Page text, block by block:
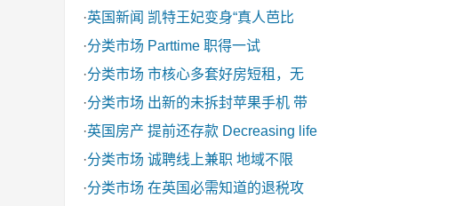
·英国新闻 凯特王妃变身“真人芭比
·分类市场 Parttime 职得一试
·分类市场 市核心多套好房短租，无
·分类市场 出新的未拆封苹果手机 带
·英国房产 提前还存款 Decreasing life
·分类市场 诚聘线上兼职 地域不限
·分类市场 在英国必需知道的退税攻